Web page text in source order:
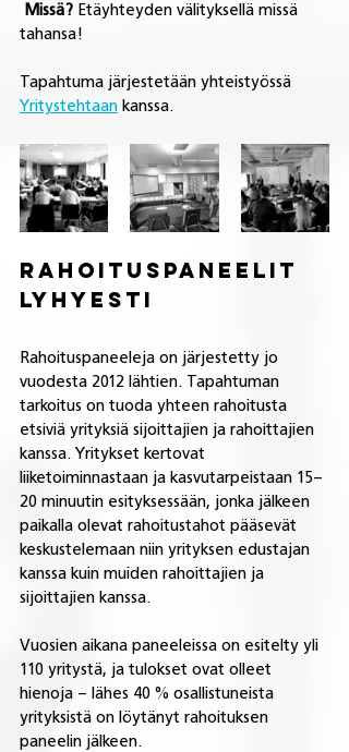
Missä? Etäyhteyden välityksellä missä
tahansa!
Tapahtuma järjestetään yhteistyössä
Yritystehtaan kanssa.
Rahoituspaneelit
lyhyesti
Rahoituspaneeleja on järjestetty jo
vuodesta 2012 lähtien. Tapahtuman
tarkoitus on tuoda yhteen rahoitusta
etsiviä yrityksiä sijoittajien ja rahoittajien
kanssa. Yritykset kertovat
liiketoiminnastaan ja kasvutarpeistaan 15–
20 minuutin esityksessään, jonka jälkeen
paikalla olevat rahoitustahot pääsevät
keskustelemaan niin yrityksen edustajan
kanssa kuin muiden rahoittajien ja
sijoittajien kanssa.
Vuosien aikana paneeleissa on esitelty yli
110 yritystä, ja tulokset ovat olleet
hienoja – lähes 40 % osallistuneista
yrityksistä on löytänyt rahoituksen
paneelin jälkeen.